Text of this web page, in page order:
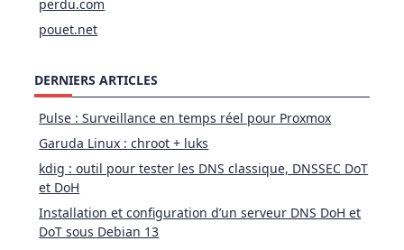
perdu.com
pouet.net
DERNIERS ARTICLES
Pulse : Surveillance en temps réel pour Proxmox
Garuda Linux : chroot + luks
kdig : outil pour tester les DNS classique, DNSSEC DoT
et DoH
Installation et configuration d’un serveur DNS DoH et
DoT sous Debian 13